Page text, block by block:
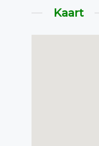
Kaart